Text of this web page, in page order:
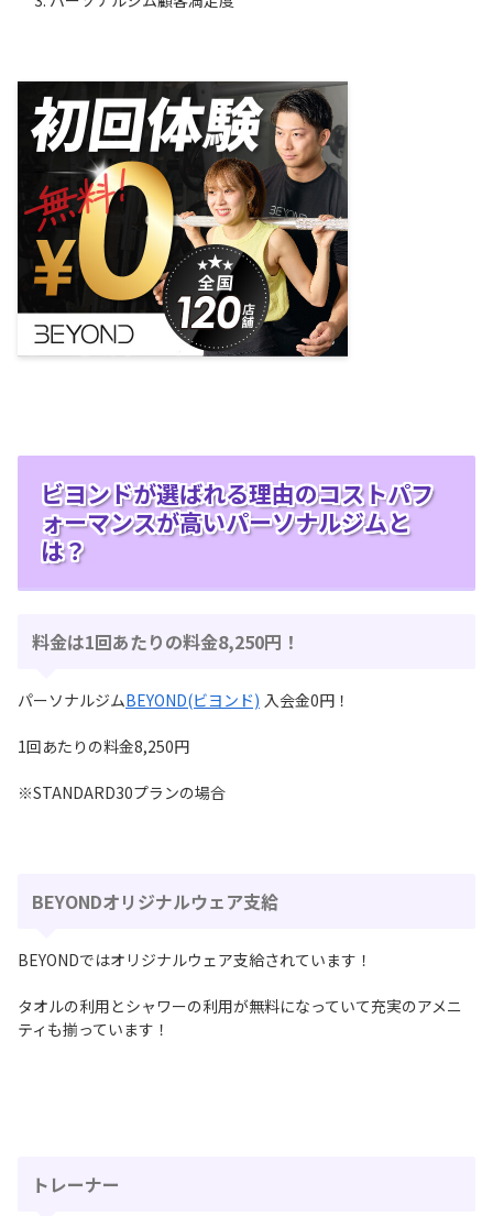
ビヨンドが選ばれる理由のコストパフ
ォーマンスが⾼いパーソナルジムと
は？
料金は1回あたりの料金8,250円！
パーソナルジムBEYOND(ビヨンド) 入会金0円！
1回あたりの料金8,250円
※STANDARD30プランの場合
BEYONDオリジナルウェア⽀給
BEYONDではオリジナルウェア⽀給されています！
タオルの利用とシャワーの利用が無料になっていて充実のアメニ
ティも揃っています！
トレーナー